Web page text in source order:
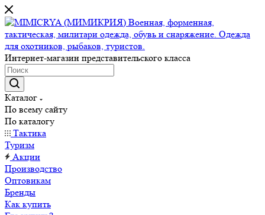
Интернет-магазин представительского класса
Каталог
По всему сайту
По каталогу
Тактика
Туризм
Акции
Производство
Оптовикам
Бренды
Как купить